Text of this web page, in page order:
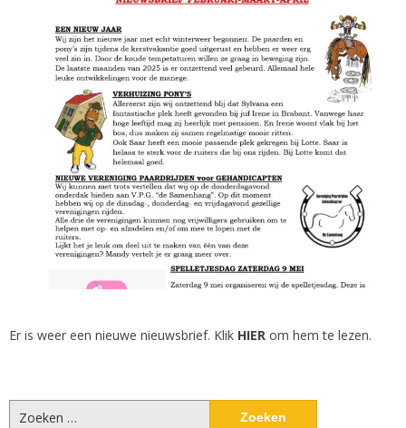
Er is weer een nieuwe nieuwsbrief. Klik HIER om hem te lezen.
Zoeken